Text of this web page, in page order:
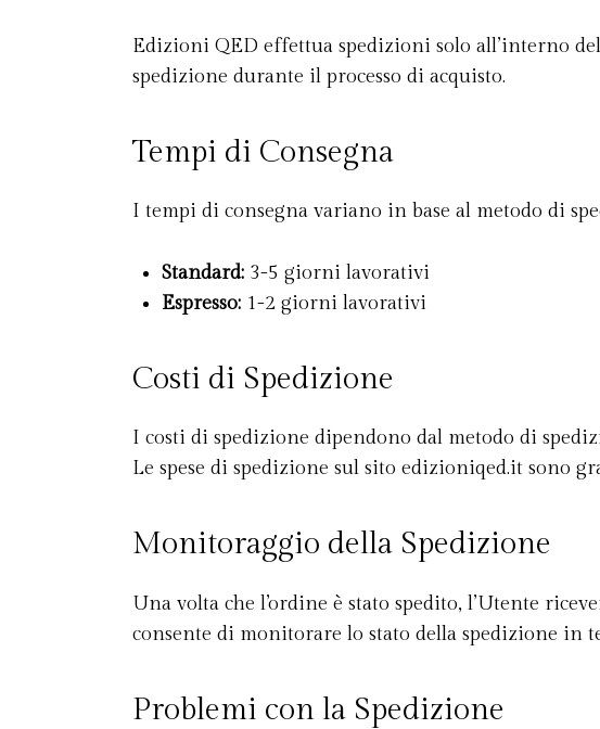
Edizioni QED effettua spedizioni solo all’interno
spedizione durante il processo di acquisto.
Tempi di Consegna
I tempi di consegna variano in base al metodo di
Standard: 3-5 giorni lavorativi
Espresso: 1-2 giorni lavorativi
Costi di Spedizione
I costi di spedizione dipendono dal metodo di
Le spese di spedizione sul sito edizioniqed.it sono
Monitoraggio della Spedizione
Una volta che l’ordine è stato spedito, l’Utente
consente di monitorare lo stato della spedizione in
Problemi con la Spedizione